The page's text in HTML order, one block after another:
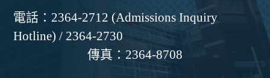
電話： 2364-2712 (Admissions Inquiry
Hotline) / 2364-2730
傳真： 2364-8708